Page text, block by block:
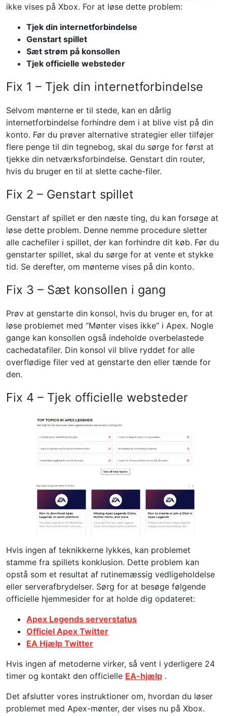
ikke vises på Xbox. For at løse dette problem:
Tjek din internetforbindelse
Genstart spillet
Sæt strøm på konsollen
Tjek officielle websteder
Fix 1 – Tjek din internetforbindelse
Selvom mønterne er til stede, kan en dårlig
internetforbindelse forhindre dem i at blive vist på din
konto. Før du prøver alternative strategier eller tilføjer
flere penge til din tegnebog, skal du sørge for først at
tjekke din netværksforbindelse. Genstart din router,
hvis du bruger en til at slette cache-filer.
Fix 2 – Genstart spillet
Genstart af spillet er den næste ting, du kan forsøge at
løse dette problem. Denne nemme procedure sletter
alle cachefiler i spillet, der kan forhindre dit køb. Før du
genstarter spillet, skal du sørge for at vente et stykke
tid. Se derefter, om mønterne vises på din konto.
Fix 3 – Sæt konsollen i gang
Prøv at genstarte din konsol, hvis du bruger en, for at
løse problemet med “Mønter vises ikke” i Apex. Nogle
gange kan konsollen også indeholde overbelastede
cachedatafiler. Din konsol vil blive ryddet for alle
overflødige filer ved at genstarte den eller tænde for
den.
Fix 4 – Tjek officielle websteder
Hvis ingen af ​​teknikkerne lykkes, kan problemet
stamme fra spillets konklusion. Dette problem kan
opstå som et resultat af rutinemæssig vedligeholdelse
eller serverafbrydelser. Sørg for at besøge følgende
officielle hjemmesider for at holde dig opdateret:
Apex Legends serverstatus
Officiel Apex Twitter
EA Hjælp Twitter
Hvis ingen af ​​metoderne virker, så vent i yderligere 24
timer og kontakt den officielle EA-hjælp .
Det afslutter vores instruktioner om, hvordan du løser
problemet med Apex-mønter, der vises nu på Xbox.